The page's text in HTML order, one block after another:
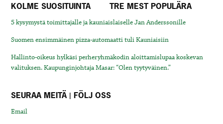
KOLME SUOSITUINTA TRE MEST POPULÄRA
5 kysymystä toimittajalle ja kauniaislaiselle Jan Anderssonille
Suomen ensimmäinen pizza-automaatti tuli Kauniaisiin
Hallinto-oikeus hylkäsi perheryhmäkodin aloittamislupaa koskevan
valituksen. Kaupunginjohtaja Masar: “Olen tyytyväinen.”
SEURAA MEITÄ | FÖLJ OSS
Email